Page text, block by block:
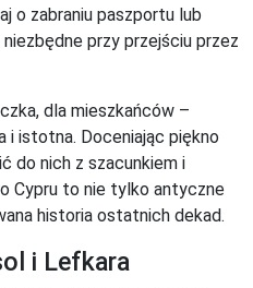
o zabraniu paszportu lub
przy przejściu przez
dla mieszkańców –
i istotna. Doceniając piękno
do nich z szacunkiem i
Cypru to nie tylko antyczne
historia ostatnich dekad.
i Lefkara